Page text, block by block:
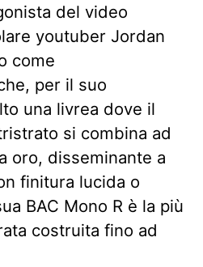
del video
youtuber Jordan
come
per il suo
una livrea dove il
si combina ad
oro, disseminante a
finitura lucida o
BAC Mono R è la più
costruita fino ad